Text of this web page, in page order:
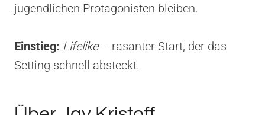
jugendlichen Protagonisten bleiben.
Einstieg: Lifelike– rasanter Start, der das
Setting schnell absteckt.